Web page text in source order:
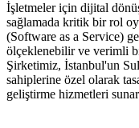
İşletmeler için dijital
sağlamada kritik bir rol
(Software as a Service)
ölçeklenebilir ve verimli
Şirketimiz, İstanbul'un
sahiplerine özel olarak
geliştirme hizmetleri